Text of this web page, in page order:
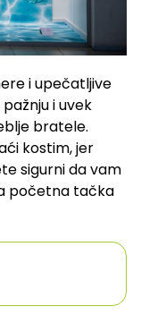
i upečatljive
i uvek
bratele.
kostim, jer
sigurni da vam
početna tačka